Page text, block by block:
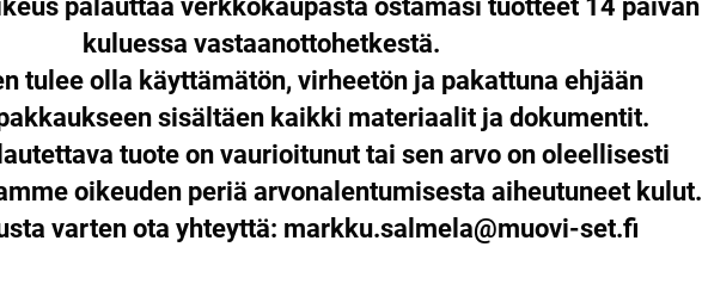
palauttaa verkkokaupasta ostamasi tuotteet 14 päivän
kuluessa vastaanottohetkestä.
tulee olla käyttämätön, virheetön ja pakattuna ehjään
sisältäen kaikki materiaalit ja dokumentit.
tuote on vaurioitunut tai sen arvo on oleellisesti
oikeuden periä arvonalentumisesta aiheutuneet kulut.
varten ota yhteyttä: markku.salmela@muovi-set.fi